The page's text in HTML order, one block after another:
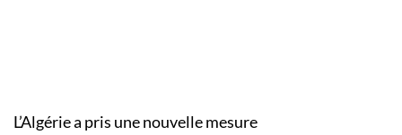
L’Algérie a pris une nouvelle mesure